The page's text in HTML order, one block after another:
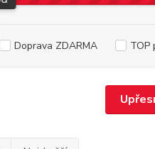
Doprava ZDARMA TOP